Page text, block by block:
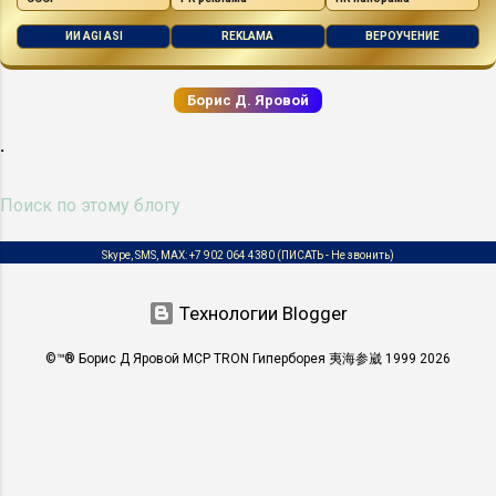
ДТОЖ RUS См. CTS ДФ RUS Датчик
Фаз — датчик положения
ИИ AGI ASI REKLAMA ВЕРОУЧЕНИЕ
Борис Д. Яровой
.
Skype, SMS, MAX:+7 902 064 4380 (ПИСАТЬ - Не звонить)
Технологии Blogger
©™® Борис Д Яровой MCP TRON Гиперборея 夷海参崴 1999 2026